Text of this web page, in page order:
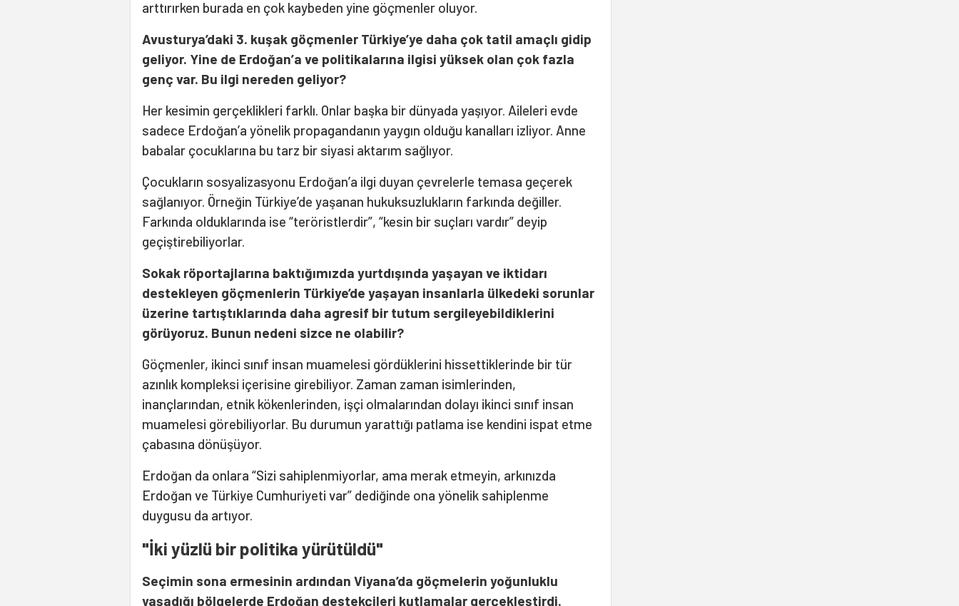
arttırırken burada en çok kaybeden yine göçmenler oluyor.
Avusturya’daki 3. kuşak göçmenler Türkiye’ye daha çok tatil amaçlı gidip
geliyor. Yine de Erdoğan’a ve politikalarına ilgisi yüksek olan çok fazla
genç var. Bu ilgi nereden geliyor?
Her kesimin gerçeklikleri farklı. Onlar başka bir dünyada yaşıyor. Aileleri evde
sadece Erdoğan’a yönelik propagandanın yaygın olduğu kanalları izliyor. Anne
babalar çocuklarına bu tarz bir siyasi aktarım sağlıyor.
Çocukların sosyalizasyonu Erdoğan’a ilgi duyan çevrelerle temasa geçerek
sağlanıyor. Örneğin Türkiye’de yaşanan hukuksuzlukların farkında değiller.
Farkında olduklarında ise “teröristlerdir”, “kesin bir suçları vardır” deyip
geçiştirebiliyorlar.
Sokak röportajlarına baktığımızda yurtdışında yaşayan ve iktidarı
destekleyen göçmenlerin Türkiye’de yaşayan insanlarla ülkedeki sorunlar
üzerine tartıştıklarında daha agresif bir tutum sergileyebildiklerini
görüyoruz. Bunun nedeni sizce ne olabilir?
Göçmenler, ikinci sınıf insan muamelesi gördüklerini hissettiklerinde bir tür
azınlık kompleksi içerisine girebiliyor. Zaman zaman isimlerinden,
inançlarından, etnik kökenlerinden, işçi olmalarından dolayı ikinci sınıf insan
muamelesi görebiliyorlar. Bu durumun yarattığı patlama ise kendini ispat etme
çabasına dönüşüyor.
Erdoğan da onlara “Sizi sahiplenmiyorlar, ama merak etmeyin, arkınızda
Erdoğan ve Türkiye Cumhuriyeti var” dediğinde ona yönelik sahiplenme
duygusu da artıyor.
"İki yüzlü bir politika yürütüldü"
Seçimin sona ermesinin ardından Viyana’da göçmelerin yoğunluklu
yaşadığı bölgelerde Erdoğan destekçileri kutlamalar gerçekleştirdi.